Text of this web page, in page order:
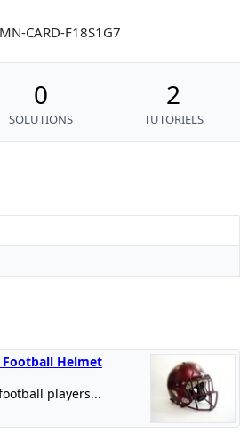
CARD-F18S1G7
0
SOLUTIONS
2
TUTORIELS
Football Helmet
players...